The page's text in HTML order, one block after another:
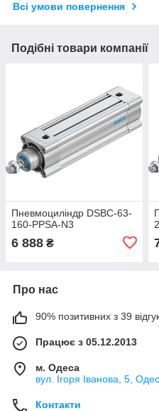
Всі умови повернення
Подібні товари компанії
Пневмоциліндр DSBC-63-
160-PPSA-N3
6 888 ₴
Про нас
90% позитивних з 39
Працює з 05.12.2013
м. Одеса
вул. Ігоря Іванова, 5,
Контакти